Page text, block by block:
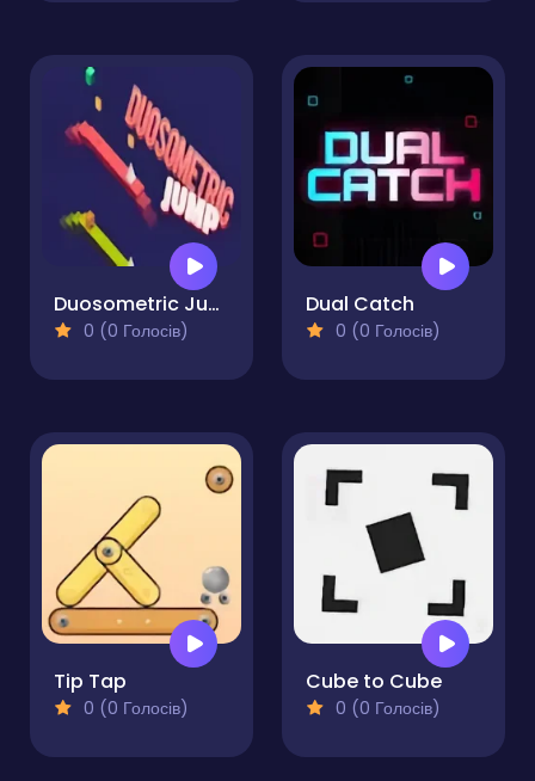
Duosometric Jump
0 (0 Голосів)
Dual Catch
0 (0 Голосів)
Tip Tap
0 (0 Голосів)
Cube to Cube
0 (0 Голосів)